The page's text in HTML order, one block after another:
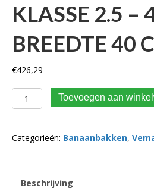
KLASSE 2.5 –
BREEDTE 40
€426,29
VEMATEC Banaanbak CW05
CM aantal
Toevoegen aan
Categorieën: Banaanbakken,
Beschrijving